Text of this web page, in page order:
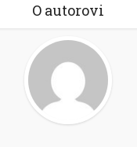
O autorovi